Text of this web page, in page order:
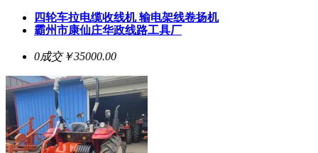
四轮车拉电缆收线机 输电架线卷扬机
霸州市康仙庄华政线路工具厂
0成交￥35000.00